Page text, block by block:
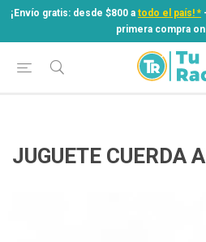
¡Envío gratis: desde $800 a todo el país! *
primera compra
¡Envío gratis: desde $800 atodo el país! *
primera compra
JUGUETE CUERDA